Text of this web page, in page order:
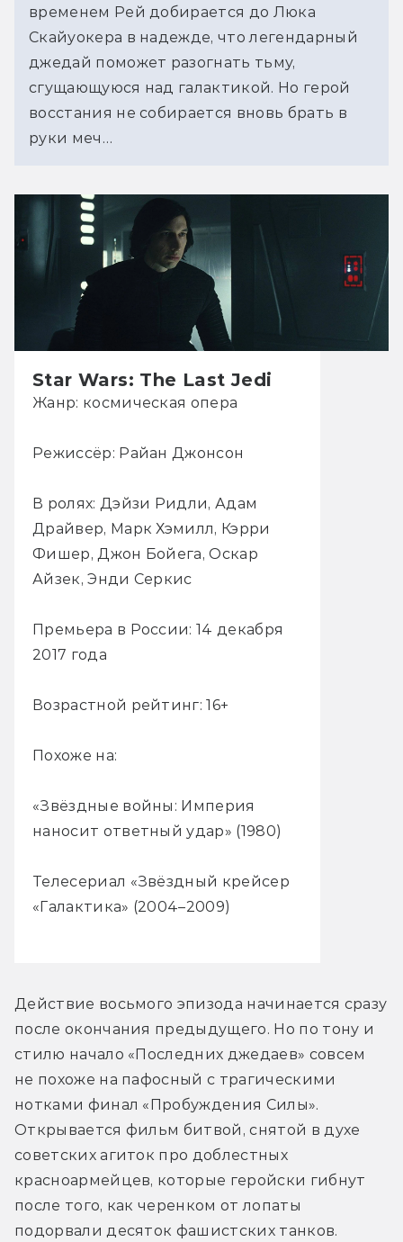
временем Рей добирается до Люка
Скайуокера в надежде, что легендарный
джедай поможет разогнать тьму,
сгущающуюся над галактикой. Но герой
восстания не собирается вновь брать в
руки меч…
Star Wars: The Last Jedi
Жанр: космическая опера
Режиссёр: Райан Джонсон
В ролях: Дэйзи Ридли, Адам
Драйвер, Марк Хэмилл, Кэрри
Фишер, Джон Бойега, Оскар
Айзек, Энди Серкис
Премьера в России: 14 декабря
2017 года
Возрастной рейтинг: 16+
Похоже на:
«Звёздные войны: Империя
наносит ответный удар» (1980)
Телесериал «Звёздный крейсер
«Галактика» (2004–2009)
Действие восьмого эпизода начинается сразу
после окончания предыдущего. Но по тону и
стилю начало «Последних джедаев» совсем
не похоже на пафосный с трагическими
нотками финал «Пробуждения Силы».
Открывается фильм битвой, снятой в духе
советских агиток про доблестных
красноармейцев, которые геройски гибнут
после того, как черенком от лопаты
подорвали десяток фашистских танков.